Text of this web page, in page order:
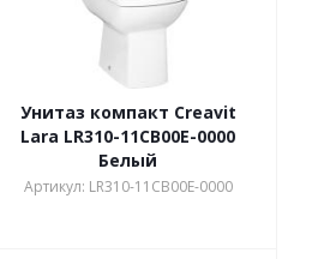
Унитаз компакт Creavit
Lara LR310-11CB00E-0000
Белый
Артикул: LR310-11CB00E-0000